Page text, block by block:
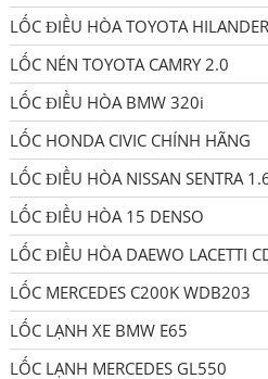
LỐC ĐIỀU HÒA TOYOTA HILANDER
LỐC NÉN TOYOTA CAMRY 2.0
LỐC ĐIỀU HÒA BMW 320i
LỐC HONDA CIVIC CHÍNH HÃNG
LỐC ĐIỀU HÒA NISSAN SENTRA
LỐC ĐIỀU HÒA 15 DENSO
LỐC ĐIỀU HÒA DAEWO LACETTI
LỐC MERCEDES C200K WDB203
LỐC LẠNH XE BMW E65
LỐC LẠNH MERCEDES GL550